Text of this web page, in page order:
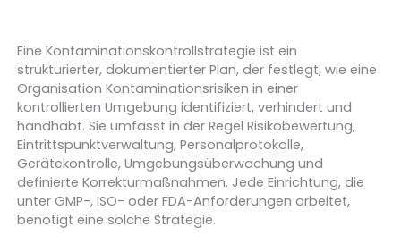
Eine Kontaminationskontrollstrategie ist ein
strukturierter, dokumentierter Plan, der festlegt, wie eine
Organisation Kontaminationsrisiken in einer
kontrollierten Umgebung identifiziert, verhindert und
handhabt. Sie umfasst in der Regel Risikobewertung,
Eintrittspunktverwaltung, Personalprotokolle,
Gerätekontrolle, Umgebungsüberwachung und
definierte Korrekturmaßnahmen. Jede Einrichtung, die
unter GMP-, ISO- oder FDA-Anforderungen arbeitet,
benötigt eine solche Strategie.